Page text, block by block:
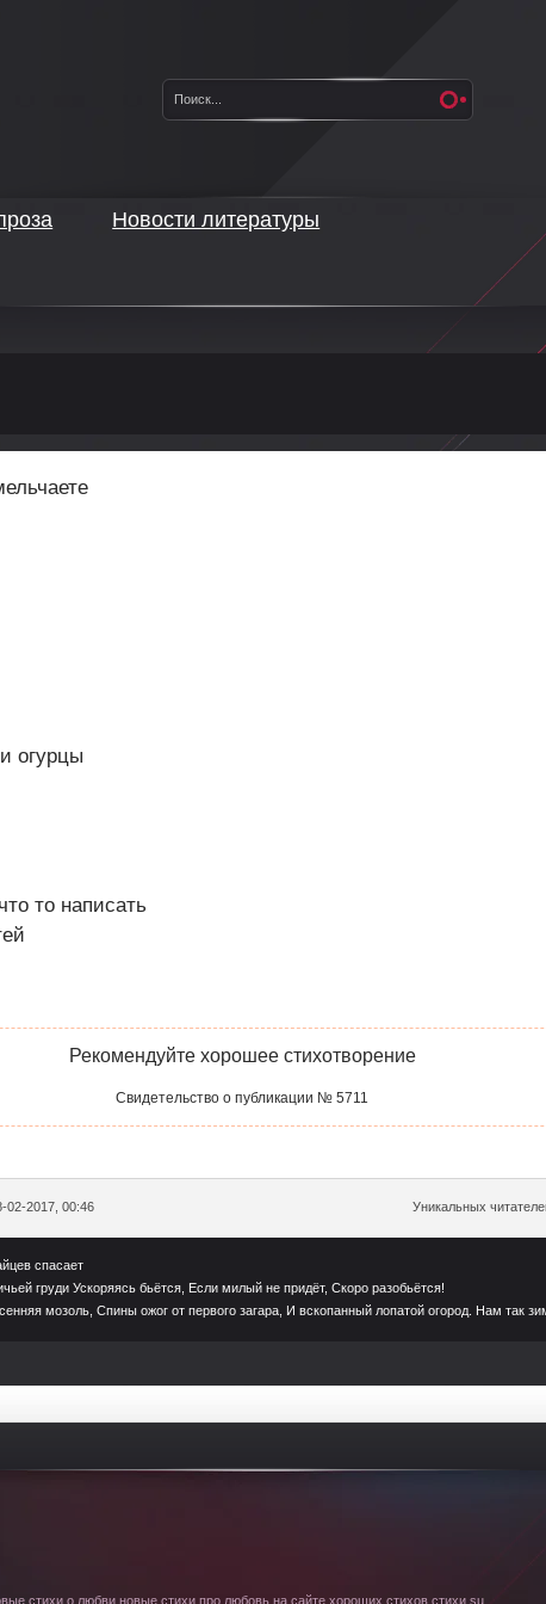
Новости литературы
огурцы
то написать
Рекомендуйте хорошее стихотворение
Свидетельство о публикации № 5711
Уникальных
02-2017, 00:46
спасает
груди Ускоряясь бьётся, Если милый не придёт, Скоро разобьётся!
мозоль, Спины ожог от первого загара, И вскопанный лопатой огород. Нам так
стихи о любви новые стихи про любовь на сайте хороших стихов стихи.su.